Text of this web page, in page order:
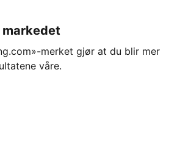
markedet
merket gjør at du blir mer
våre.